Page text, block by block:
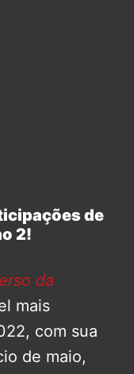
de
2!
da
mais
com sua
de maio,